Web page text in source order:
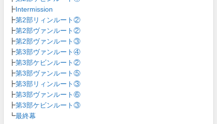
┣ Intermission
┣第2部リィンルート②
┣第2部ヴァンルート②
┣第2部ヴァンルート③
┣第3部ヴァンルート④
┣第3部ケビンルート②
┣第3部ヴァンルート⑤
┣第3部リィンルート③
┣第3部ヴァンルート⑥
┣第3部ケビンルート③
┗最終幕